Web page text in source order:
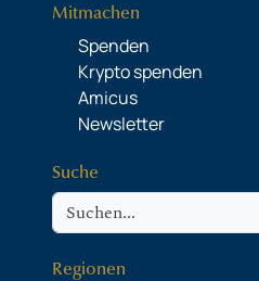
Mitmachen
Spenden
Krypto spenden
Amicus
Newsletter
Suche
Suche
Regionen